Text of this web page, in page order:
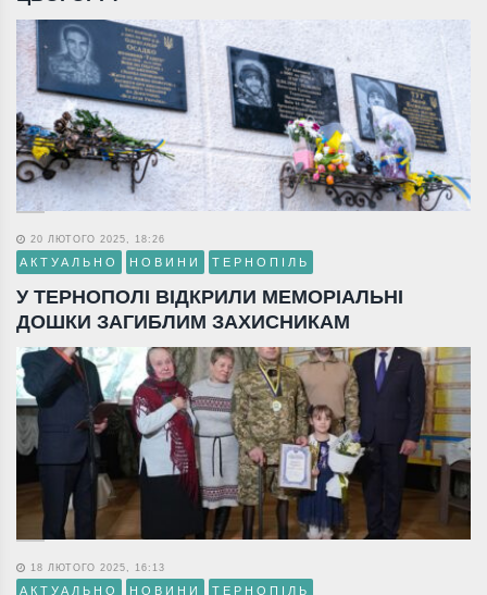
20 ЛЮТОГО 2025, 18:26
АКТУАЛЬНО НОВИНИ ТЕРНОПІЛЬ
У ТЕРНОПОЛІ ВІДКРИЛИ МЕМОРІАЛЬНІ
ДОШКИ ЗАГИБЛИМ ЗАХИСНИКАМ
18 ЛЮТОГО 2025, 16:13
АКТУАЛЬНО НОВИНИ ТЕРНОПІЛЬ